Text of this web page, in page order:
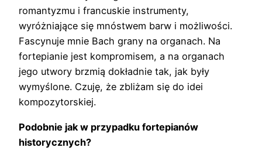
romantyzmu i francuskie instrumenty,
wyróżniające się mnóstwem barw i możliwości.
Fascynuje mnie Bach grany na organach. Na
fortepianie jest kompromisem, a na organach
jego utwory brzmią dokładnie tak, jak były
wymyślone. Czuję, że zbliżam się do idei
kompozytorskiej.
Podobnie jak w przypadku fortepianów
historycznych?